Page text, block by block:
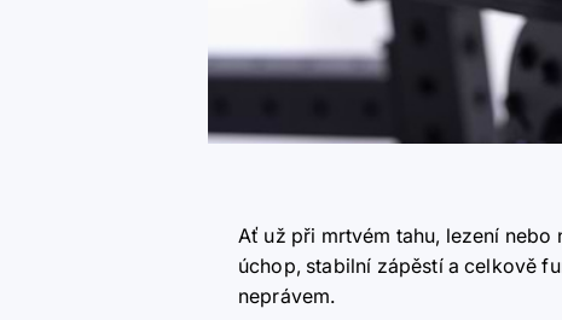
Ať už při mrtvém tahu, lezení
úchop, stabilní zápěstí a celkově
neprávem.